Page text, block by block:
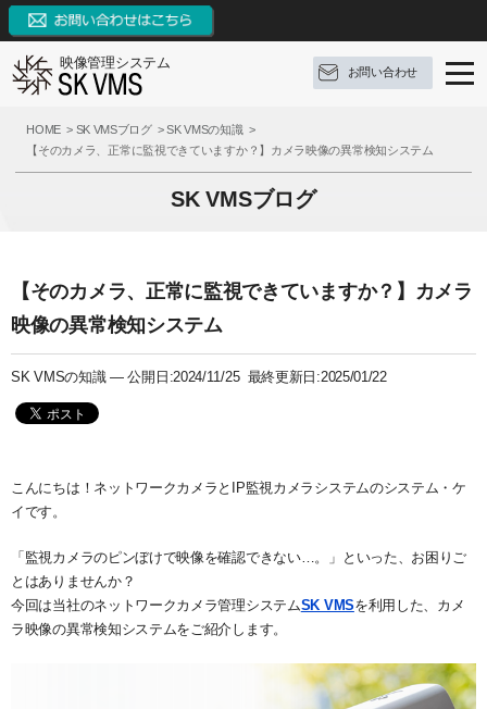
映像管理システム
お問い合わせ
SK VMSとは
SK VMSとは
構成例
参考録画日数
価格（ライセンス体系）
最大接続台数
SK VMSの特長
9つの革新点
対応カメラメーカー・デバイス
イベントとアクション
外部システムとの連携
3種類の録画モード
ユーザー管理
レイアウトの作成
録画映像の検索
サポート
サポート
FAQ
ダウンロード
デモサーバー
ブログ
ブログ
お問い合わせ
システム・ケイAIサイトへ
システ・ケイカメラサイトへ
システム・ケイサイトへ
HOME SK VMSブログ
SK VMSの知識
【そのカメラ、正常に監視できていますか？】カメラ映像の異常検知システム
SK VMSブログ
【そのカメラ、正常に監視できていますか？】カメラ
映像の異常検知システム
SK VMSの知識 —公開日:2024/11/25 最終更新日:2025/01/22
こんにちは！ネットワークカメラとIP監視カメラシステムのシステム・ケ
イです。
「監視カメラのピンぼけで映像を確認できない…。」といった、お困りご
とはありませんか？
今回は当社のネットワークカメラ管理システムSK VMSを利用した、カメ
ラ映像の異常検知システムをご紹介します。